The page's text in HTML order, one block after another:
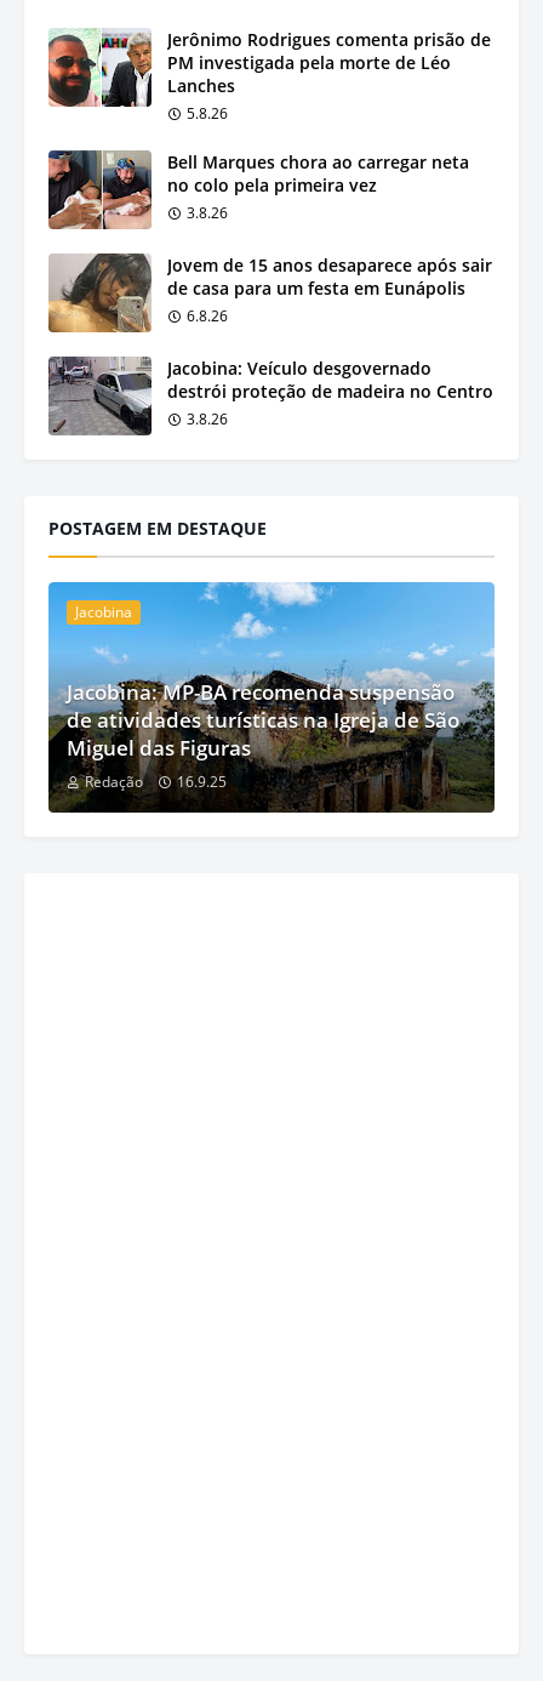
Jerônimo Rodrigues comenta prisão de
PM investigada pela morte de Léo
Lanches
5.8.26
Bell Marques chora ao carregar neta
no colo pela primeira vez
3.8.26
Jovem de 15 anos desaparece após sair
de casa para um festa em Eunápolis
6.8.26
Jacobina: Veículo desgovernado
destrói proteção de madeira no Centro
3.8.26
POSTAGEM EM DESTAQUE
Jacobina
Jacobina: MP-BA recomenda suspensão
de atividades turísticas na Igreja de São
Miguel das Figuras
Redação 16.9.25